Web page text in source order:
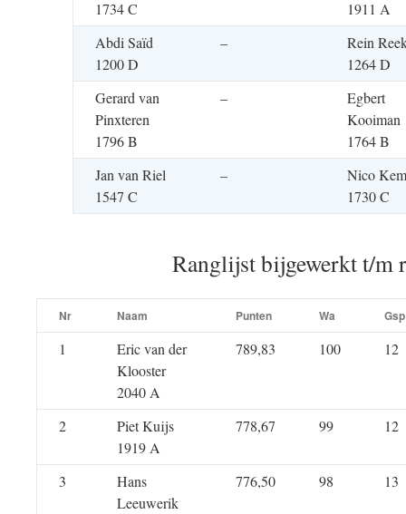
1734 C
1911 A
Abdi Saïd
1200 D
–
Rein
1264 D
Gerard van
Pinxteren
1796 B
–
Egbert
Kooiman
1764 B
Jan van Riel
1547 C
–
Nico
1730 C
Ranglijst bijgewerkt t/m
Nr Naam Punten Wa Gsp
1
Eric van der
Klooster
2040 A
789,83 100 12
2
Piet Kuijs
1919 A
778,67 99 12
3
Hans
Leeuwerik
776,50 98 13